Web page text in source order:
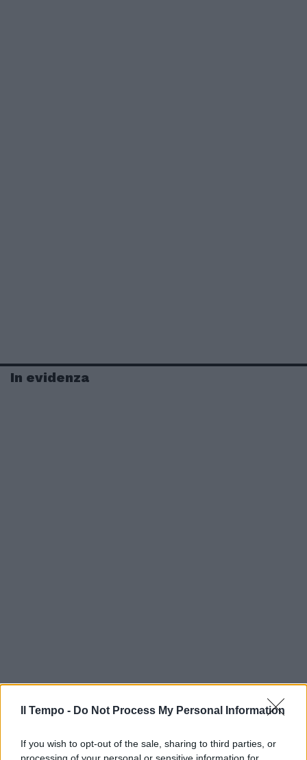
Il Tempo - Do Not Process My Personal Information
If you wish to opt-out of the sale, sharing to third parties, or
processing of your personal or sensitive information for
In evidenza